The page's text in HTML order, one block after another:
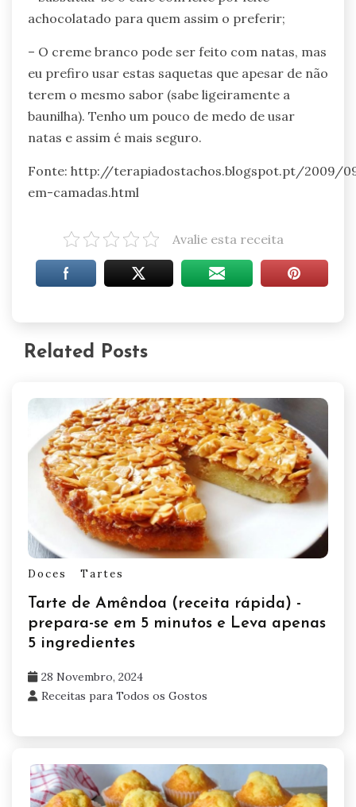
achocolatado para quem assim o preferir;
– O creme branco pode ser feito com natas, mas
eu prefiro usar estas saquetas que apesar de não
terem o mesmo sabor (sabe ligeiramente a
baunilha). Tenho um pouco de medo de usar
natas e assim é mais seguro.
Fonte: http://terapiadostachos.blogspot.pt/2009/
em-camadas.html
Avalie esta receita
Related Posts
Doces Tartes
Tarte de Amêndoa (receita rápida) -
prepara-se em 5 minutos e Leva apenas
5 ingredientes
28 Novembro, 2024
Receitas para Todos os Gostos